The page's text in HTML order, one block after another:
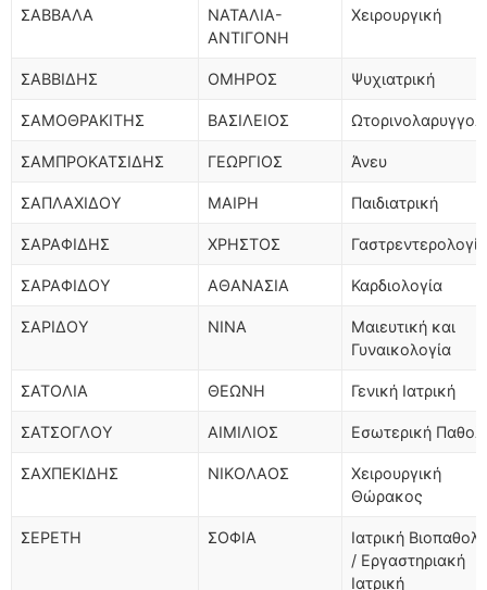
ΣΑΒΒΑΛΑ
ΝΑΤΑΛΙΑ-
ΑΝΤΙΓΟΝΗ
Χειρουργική
ΣΑΒΒΙΔΗΣ ΟΜΗΡΟΣ Ψυχιατρική
ΣΑΜΟΘΡΑΚΙΤΗΣ ΒΑΣΙΛΕΙΟΣ
ΣΑΜΠΡΟΚΑΤΣΙΔΗΣ ΓΕΩΡΓΙΟΣ Άνευ
ΣΑΠΛΑΧΙΔΟΥ ΜΑΙΡΗ Παιδιατρική
ΣΑΡΑΦΙΔΗΣ ΧΡΗΣΤΟΣ Γαστρεντερολογία
ΣΑΡΑΦΙΔΟΥ ΑΘΑΝΑΣΙΑ Καρδιολογία
ΣΑΡΙΔΟΥ ΝΙΝΑ
Μαιευτική και
Γυναικολογία
ΣΑΤΟΛΙΑ ΘΕΩΝΗ Γενική Ιατρική
ΣΑΤΣΟΓΛΟΥ ΑΙΜΙΛΙΟΣ Εσωτερική
ΣΑΧΠΕΚΙΔΗΣ ΝΙΚΟΛΑΟΣ
Χειρουργική
Θώρακος
ΣΕΡΕΤΗ ΣΟΦΙΑ
Ιατρική
/ Εργαστηριακή
Ιατρική